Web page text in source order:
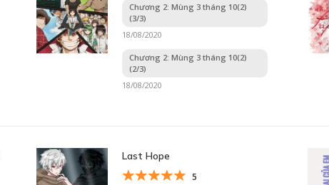
Chương 2: Mùng 3 tháng 10(2)
(3/3)
18/08/2020
Chương 2: Mùng 3 tháng 10(2)
(2/3)
18/08/2020
Last Hope
5